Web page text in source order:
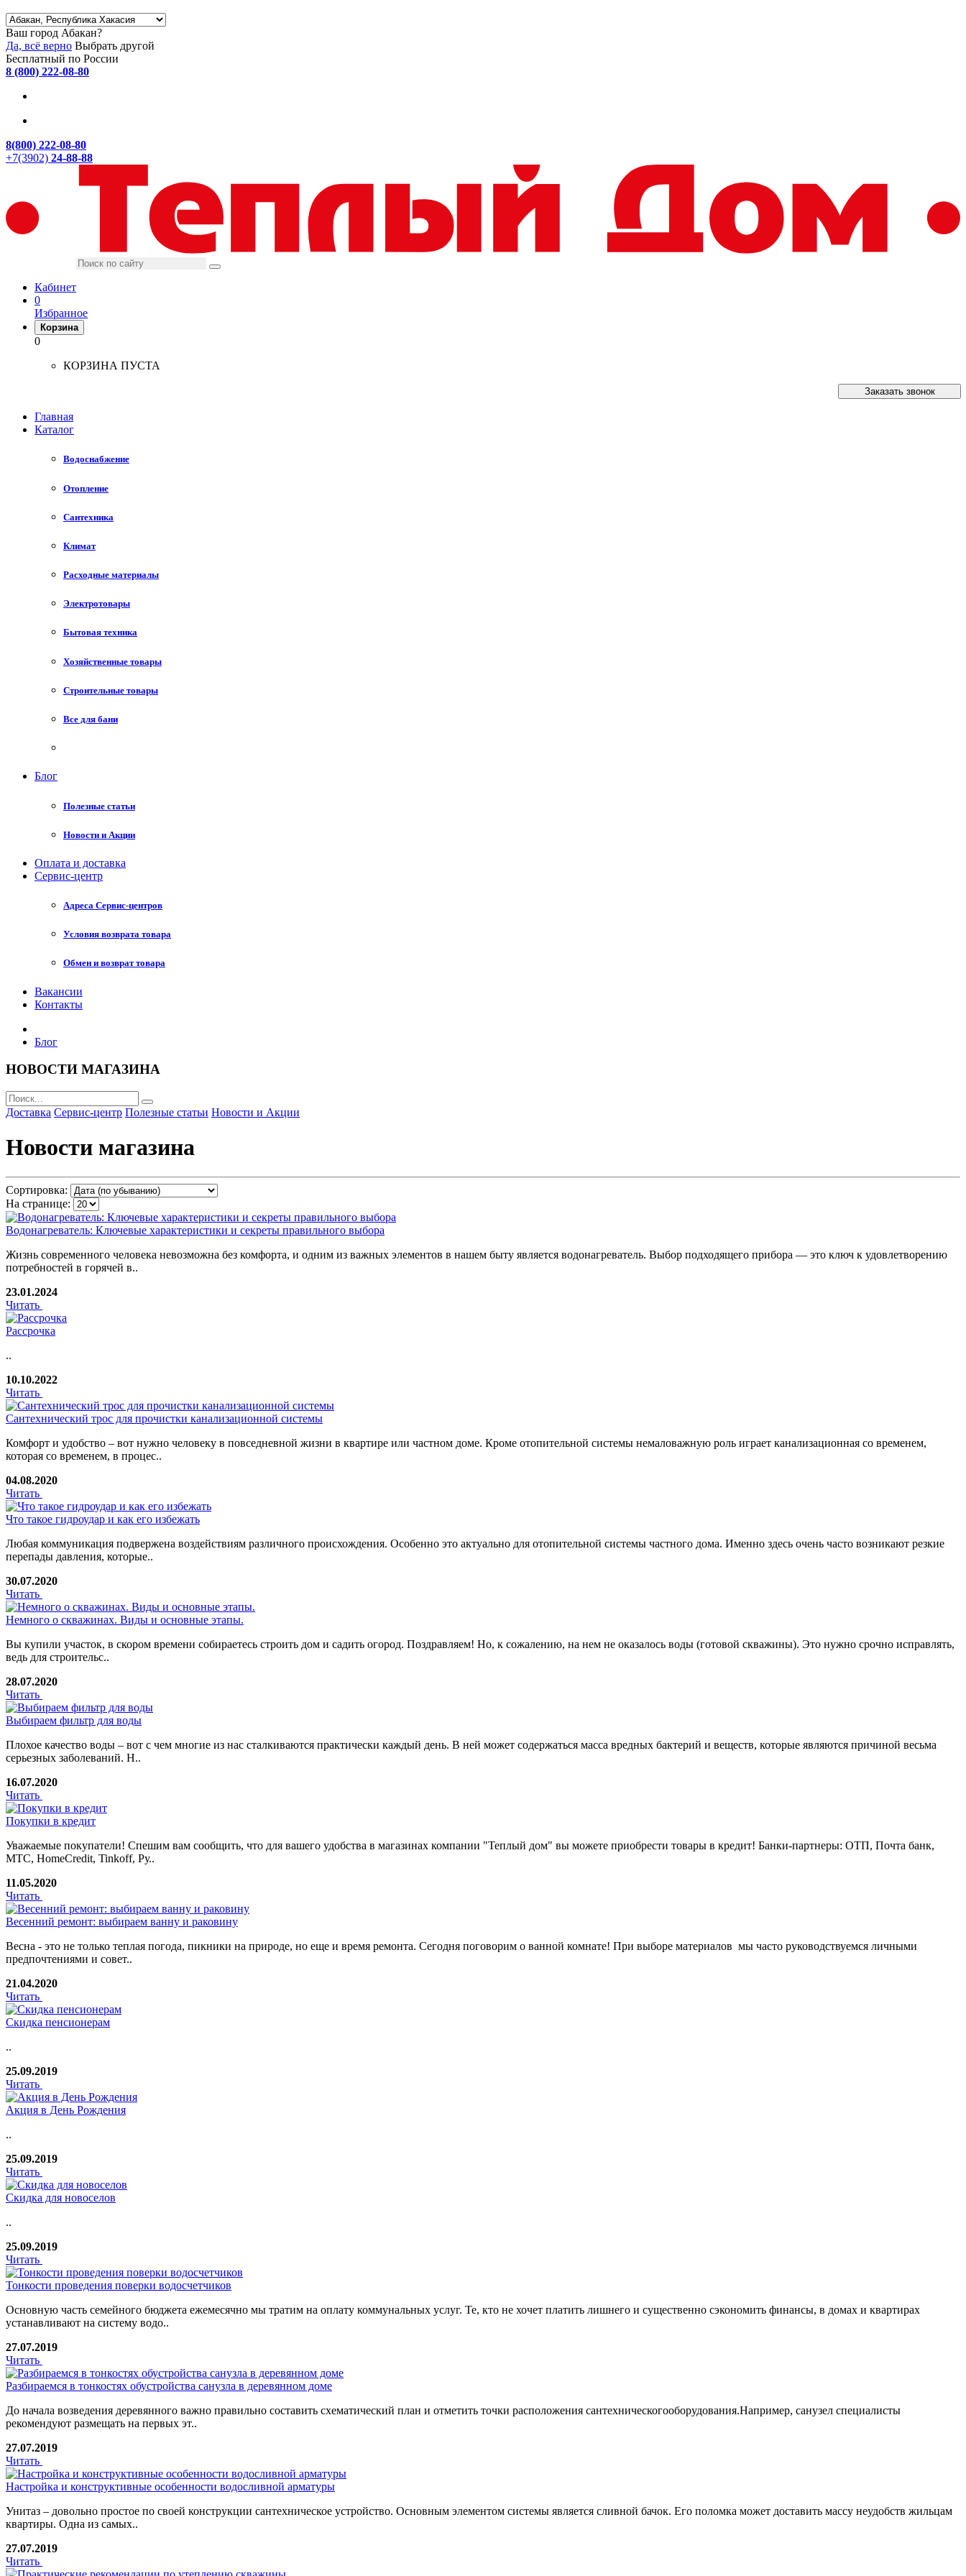
Ваш город Абакан?
Да, всё верно Выбрать другой
Бесплатный по России
8 (800) 222-08-80
8(800) 222-08-80
+7(3902) 24-88-88
Кабинет
0
Избранное
Корзина
0
КОРЗИНА ПУСТА
Заказать звонок
Главная
Каталог
Водоснабжение
Отопление
Сантехника
Климат
Расходные материалы
Электротовары
Бытовая техника
Хозяйственные товары
Строительные товары
Все для бани
Блог
Полезные статьи
Новости и Акции
Оплата и доставка
Сервис-центр
Адреса Сервис-центров
Условия возврата товара
Обмен и возврат товара
Вакансии
Контакты
Блог
НОВОСТИ МАГАЗИНА
Доставка Сервис-центр Полезные статьи Новости и Акции
Новости магазина
Сортировка:
На странице:
Водонагреватель: Ключевые характеристики и секреты правильного выбора
Жизнь современного человека невозможна без комфорта, и одним из важных элементов в нашем быту является водонагреватель. Выбор подходящего прибора — это ключ к удовлетворению
потребностей в горячей в..
23.01.2024
Читать
Рассрочка
..
10.10.2022
Читать
Сантехнический трос для прочистки канализационной системы
Комфорт и удобство – вот нужно человеку в повседневной жизни в квартире или частном доме. Кроме отопительной системы немаловажную роль играет канализационная со временем,
которая со временем, в процес..
04.08.2020
Читать
Что такое гидроудар и как его избежать
Любая коммуникация подвержена воздействиям различного происхождения. Особенно это актуально для отопительной системы частного дома. Именно здесь очень часто возникают резкие
перепады давления, которые..
30.07.2020
Читать
Немного о скважинах. Виды и основные этапы.
Вы купили участок, в скором времени собираетесь строить дом и садить огород. Поздравляем! Но, к сожалению, на нем не оказалось воды (готовой скважины). Это нужно срочно исправлять,
ведь для строительс..
28.07.2020
Читать
Выбираем фильтр для воды
Плохое качество воды – вот с чем многие из нас сталкиваются практически каждый день. В ней может содержаться масса вредных бактерий и веществ, которые являются причиной весьма
серьезных заболеваний. Н..
16.07.2020
Читать
Покупки в кредит
Уважаемые покупатели! Спешим вам сообщить, что для вашего удобства в магазинах компании "Теплый дом" вы можете приобрести товары в кредит! Банки-партнеры: ОТП, Почта банк,
МТС, HomeCredit, Tinkoff, Ру..
11.05.2020
Читать
Весенний ремонт: выбираем ванну и раковину
Весна - это не только теплая погода, пикники на природе, но еще и время ремонта. Сегодня поговорим о ванной комнате! При выборе материалов мы часто руководствуемся личными
предпочтениями и совет..
21.04.2020
Читать
Скидка пенсионерам
..
25.09.2019
Читать
Акция в День Рождения
..
25.09.2019
Читать
Скидка для новоселов
..
25.09.2019
Читать
Тонкости проведения поверки водосчетчиков
Основную часть семейного бюджета ежемесячно мы тратим на оплату коммунальных услуг. Те, кто не хочет платить лишнего и существенно сэкономить финансы, в домах и квартирах
устанавливают на систему водо..
27.07.2019
Читать
Разбираемся в тонкостях обустройства санузла в деревянном доме
До начала возведения деревянного важно правильно составить схематический план и отметить точки расположения сантехническогооборудования.Например, санузел специалисты
рекомендуют размещать на первых эт..
27.07.2019
Читать
Настройка и конструктивные особенности водосливной арматуры
Унитаз – довольно простое по своей конструкции сантехническое устройство. Основным элементом системы является сливной бачок. Его поломка может доставить массу неудобств жильцам
квартиры. Одна из самых..
27.07.2019
Читать